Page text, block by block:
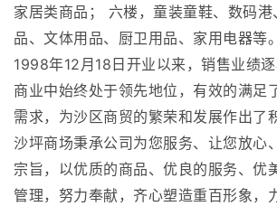
家居类商品； 六楼，童装童鞋、数码港
品、文体用品、厨卫用品、家用电器等
1998年12月18日开业以来，销售业绩
商业中始终处于领先地位，有效的满足
需求，为沙区商贸的繁荣和发展作出了
沙坪商场秉承公司为您服务、让您放心
宗旨，以优质的商品、优良的服务、优
管理，努力奉献，齐心塑造重百形象，